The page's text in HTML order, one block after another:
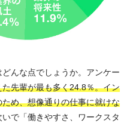
んな点でしょうか。アンケー
先輩が最も多く24.8％。イン
め、想像通りの仕事に就けな
いで「働きやすさ、ワークスタ